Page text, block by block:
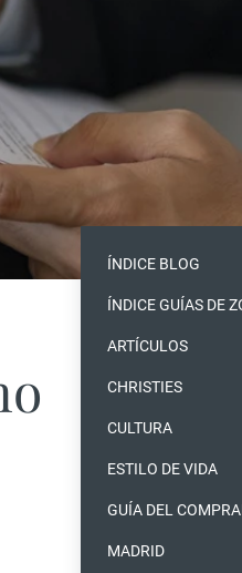
ÍNDICE BLOG
ÍNDICE GUÍAS DE
ARTÍCULOS
CHRISTIES
CULTURA
ESTILO DE VIDA
GUÍA DEL
MADRID